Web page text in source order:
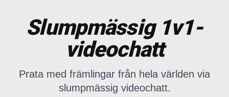
Slumpmässig 1v1-
videochatt
Prata med främlingar från hela världen via
slumpmässig videochatt.